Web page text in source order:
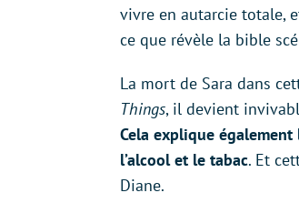
vivre en autarcie totale,
ce que révèle la bible
La mort de Sara dans
Things, il devient
Cela explique
l’alcool et le tabac. Et
Diane.